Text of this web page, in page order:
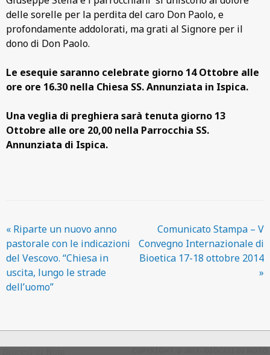
delle sorelle per la perdita del caro Don Paolo, e
profondamente addolorati, ma grati al Signore per il
dono di Don Paolo.
Le esequie saranno celebrate giorno 14 Ottobre alle
ore ore 16.30 nella Chiesa SS. Annunziata in Ispica.
Una veglia di preghiera sarà tenuta giorno 13
Ottobre alle ore 20,00 nella Parrocchia SS.
Annunziata di Ispica.
« Riparte un nuovo anno
pastorale con le indicazioni
del Vescovo. “Chiesa in
uscita, lungo le strade
dell’uomo”
Comunicato Stampa – V
Convegno Internazionale di
Bioetica 17-18 ottobre 2014
»